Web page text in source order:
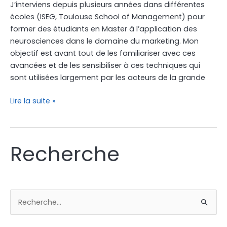
J’interviens depuis plusieurs années dans différentes
écoles (ISEG, Toulouse School of Management) pour
former des étudiants en Master à l’application des
neurosciences dans le domaine du marketing. Mon
objectif est avant tout de les familiariser avec ces
avancées et de les sensibiliser à ces techniques qui
sont utilisées largement par les acteurs de la grande
Lire la suite »
Recherche